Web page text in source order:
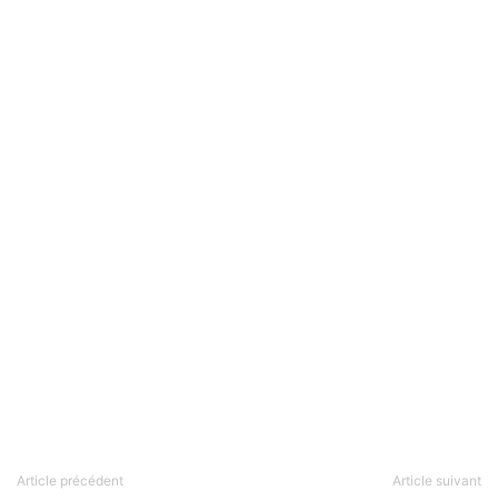
Article précédent Article suivant